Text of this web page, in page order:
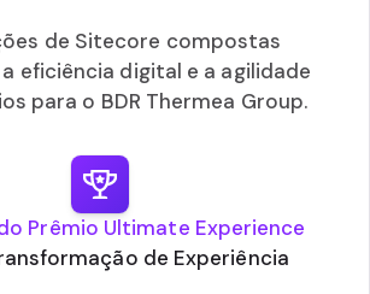
de Sitecore compostas
eficiência digital e a agilidade
para o BDR Thermea Group.
Prêmio Ultimate Experience
de Experiência